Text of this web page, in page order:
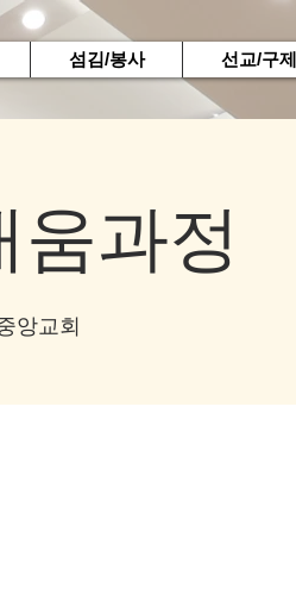
섬김/봉사 선교/구제
움과정
앙교회